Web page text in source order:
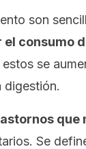
son
consumo
se
digestión.
que
Se